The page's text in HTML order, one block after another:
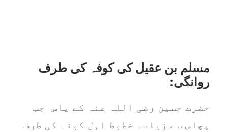
مسلم بن عقیل کی کوفہ کی طرف
روانگی:
حضرت حسین رضی اللہ عنہ کے پاس جب
پچاس سے زیادہ خطوط اہل کوفہ کی طرف